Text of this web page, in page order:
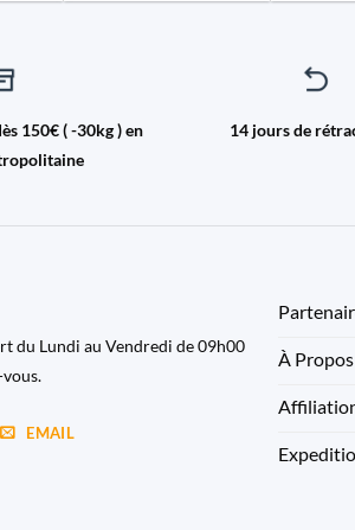
150€ ( -30kg ) en
14 jours de
du Lundi au Vendredi de 09h00
EMAIL
À